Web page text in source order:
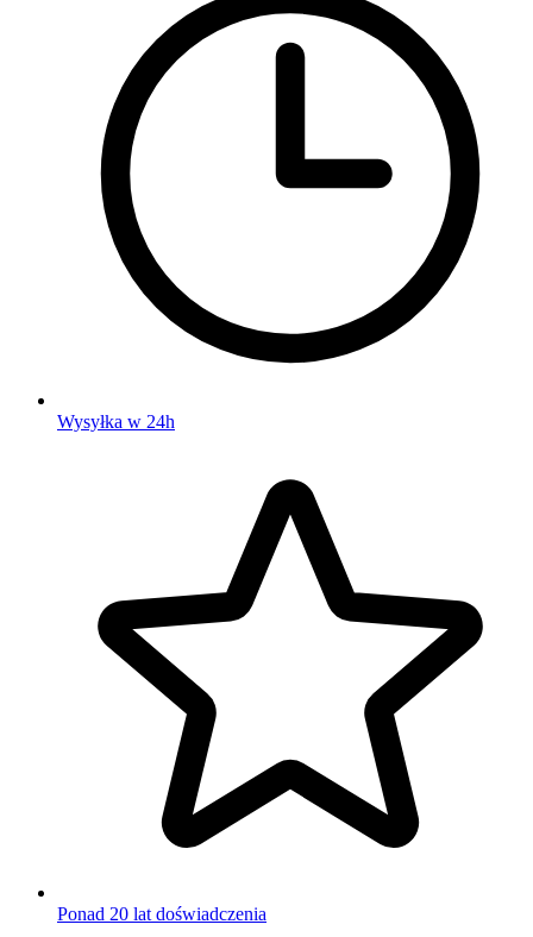
Wysyłka w 24h
Ponad 20 lat doświadczenia